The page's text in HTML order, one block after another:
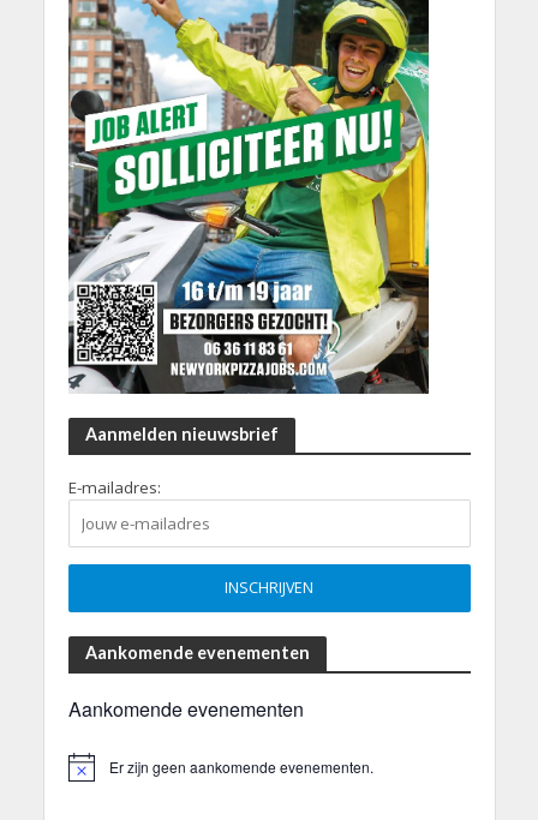
Aanmelden nieuwsbrief
E-mailadres:
Aankomende evenementen
Aankomende evenementen
Er zijn geen aankomende evenementen.